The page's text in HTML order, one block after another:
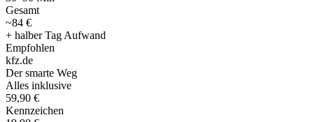
Gesamt
~84 €
+ halber Tag Aufwand
Empfohlen
kfz.de
Der smarte Weg
Alles inklusive
59,90 €
Kennzeichen